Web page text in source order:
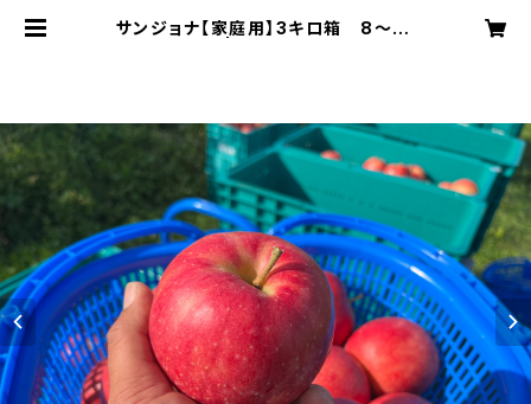
サンジョナ【家庭用】3キロ箱 8〜10